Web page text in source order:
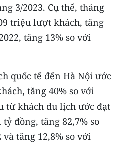
MỖI XÃ
3/2023. Cụ thể, tháng
triệu lượt khách, tăng
tăng 13% so với
quốc tế đến Hà Nội ước
tăng 40% so với
từ khách du lịch ước đạt
đồng, tăng 82,7% so
tăng 12,8% so với